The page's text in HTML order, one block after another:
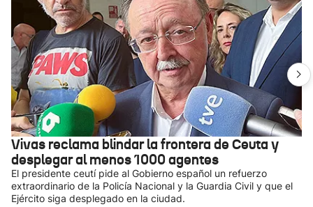
Vivas reclama blindar la frontera de Ceuta y
desplegar al menos 1000 agentes
El presidente ceutí pide al Gobierno español un refuerzo
extraordinario de la Policía Nacional y la Guardia Civil y que el
Ejército siga desplegado en la ciudad.